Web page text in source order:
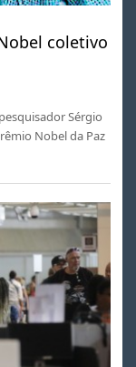
coletivo
Sérgio
Nobel da Paz